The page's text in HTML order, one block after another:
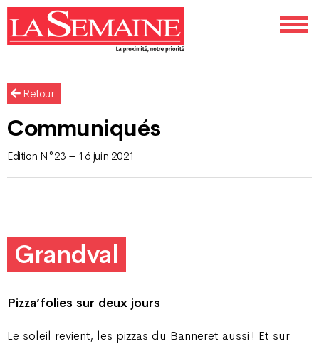
Retour
Communiqués
Edition N°23 – 16 juin 2021
Grandval
Pizza’folies sur deux jours
Le soleil revient, les pizzas du Banneret aussi ! Et sur